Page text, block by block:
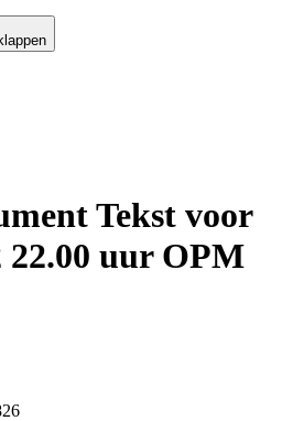
Tekst voor
uur OPM